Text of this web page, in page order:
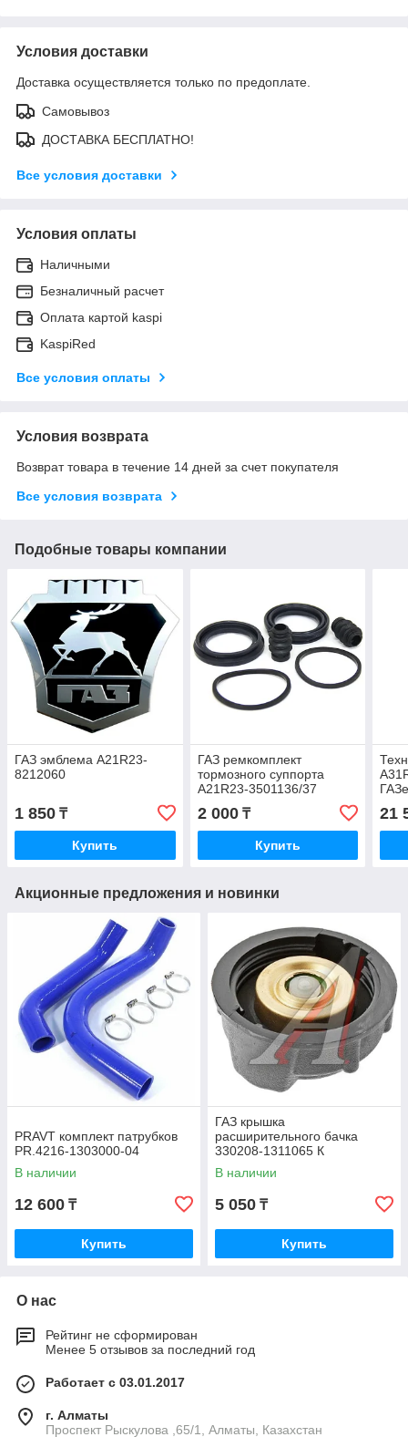
Условия доставки
Доставка осуществляется только по предоплате.
Самовывоз
ДОСТАВКА БЕСПЛАТНО!
Все условия доставки
Условия оплаты
Наличными
Безналичный расчет
Оплата картой kaspi
KaspiRed
Все условия оплаты
Условия возврата
Возврат товара в течение 14 дней за счет покупателя
Все условия возврата
Подобные товары компании
ГАЗ эмблема A21R23-
8212060
1 850 ₸
Купить
ГАЗ ремкомплект
тормозного суппорта
A21R23-3501136/37
2 000₸
Купить
21
Акционные предложения и новинки
PRAVT комплект патрубков
PR.4216-1303000-04
В наличии
12 600 ₸
Купить
ГАЗ крышка
расширительного бачка
330208-1311065 К
В наличии
5 050 ₸
Купить
О нас
Рейтинг не сформирован
Менее 5 отзывов за последний год
Работает с 03.01.2017
г. Алматы
Проспект Рыскулова ,65/1, Алматы, Казахстан